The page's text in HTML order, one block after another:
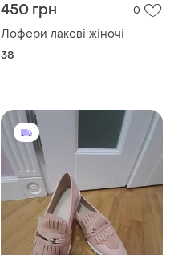
450 грн 0
Лофери лакові жіночі
38